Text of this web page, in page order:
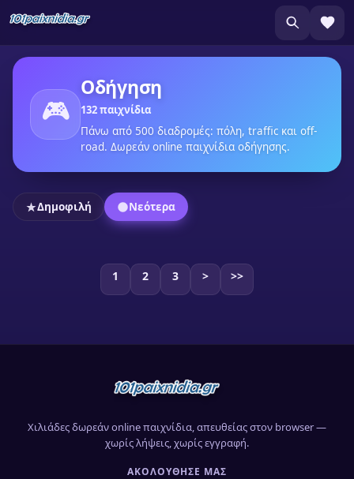
🎮
Οδήγηση
132 παιχνίδια
Πάνω από 500 διαδρομές: πόλη, traffic και off-
road. Δωρεάν online παιχνίδια οδήγησης.
Δημοφιλή Νεότερα
1 2 3 > >>
Χιλιάδες δωρεάν online παιχνίδια, απευθείας στον browser —
χωρίς λήψεις, χωρίς εγγραφή.
ΑΚΟΛΟΎΘΗΣΈ ΜΑΣ